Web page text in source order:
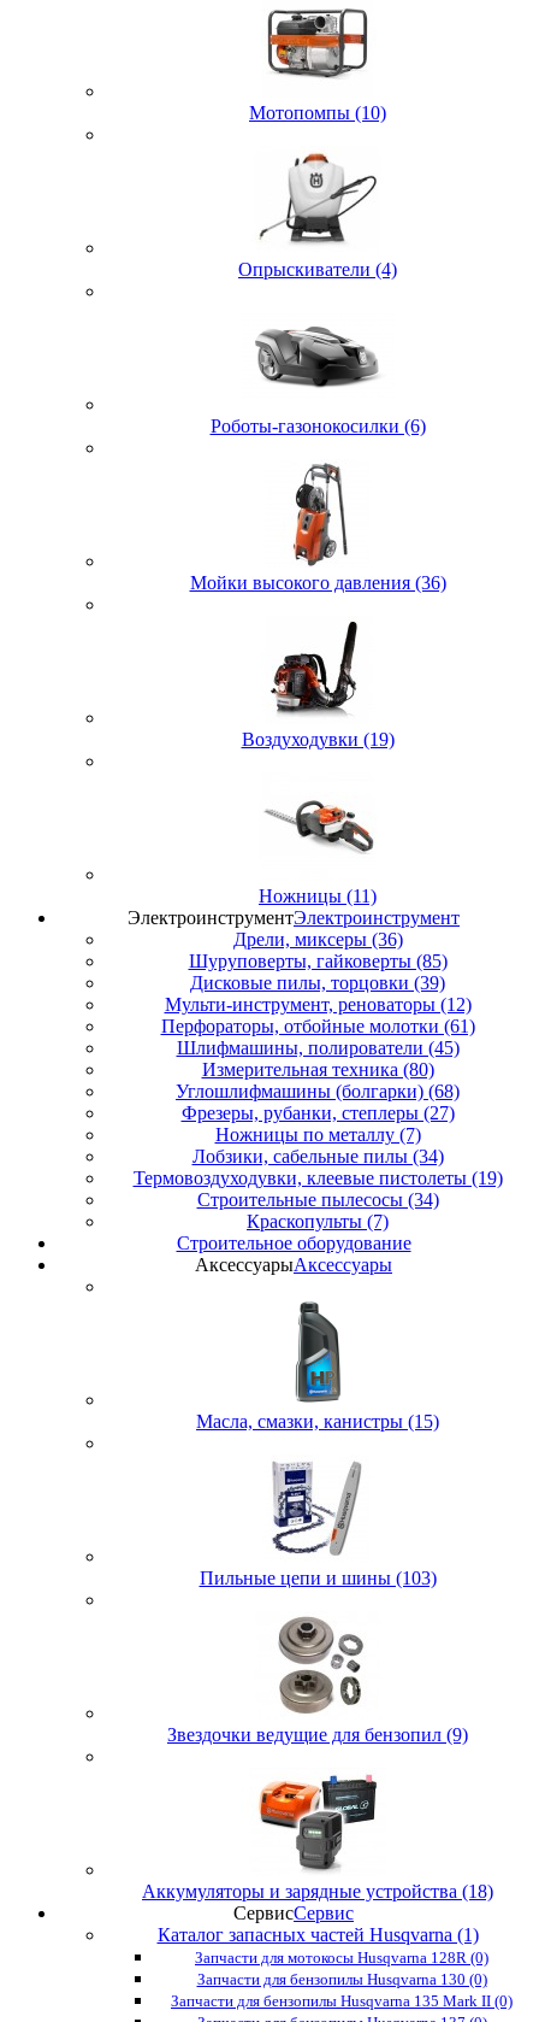
Мотопомпы (10)
Опрыскиватели (4)
Роботы-газонокосилки (6)
Мойки высокого давления (36)
Воздуходувки (19)
Ножницы (11)
ЭлектроинструментЭлектроинструмент
Дрели, миксеры (36)
Шуруповерты, гайковерты (85)
Дисковые пилы, торцовки (39)
Мульти-инструмент, реноваторы (12)
Перфораторы, отбойные молотки (61)
Шлифмашины, полирователи (45)
Измерительная техника (80)
Углошлифмашины (болгарки) (68)
Фрезеры, рубанки, степлеры (27)
Ножницы по металлу (7)
Лобзики, сабельные пилы (34)
Термовоздуходувки, клеевые пистолеты (19)
Строительные пылесосы (34)
Краскопульты (7)
Строительное оборудование
АксессуарыАксессуары
Масла, смазки, канистры (15)
Пильные цепи и шины (103)
Звездочки ведущие для бензопил (9)
Аккумуляторы и зарядные устройства (18)
СервисСервис
Каталог запасных частей Husqvarna (1)
Запчасти для мотокосы Husqvarna 128R (0)
Запчасти для бензопилы Husqvarna 130 (0)
Запчасти для бензопилы Husqvarna 135 Mark II (0)